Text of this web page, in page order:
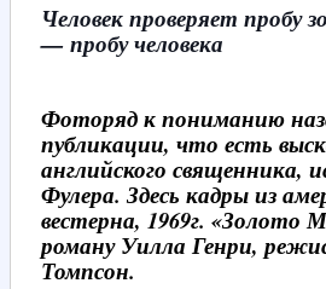
Человек проверяет пробу
— пробу человека
Фоторяд к пониманию
публикации, что есть
английского священника,
Фулера. Здесь кадры из
вестерна, 1969г. «Золото
роману Уилла Генри,
Томпсон.